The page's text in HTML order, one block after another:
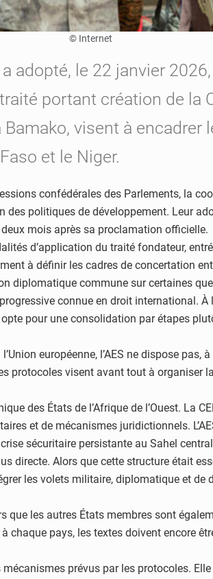
© Internet
adopté, le 22 janvier
portant création de la
visent à
et le Niger.
confédérales des Parlements, la
politiques de développement. Leur
mois après sa proclamation officielle.
d’application du traité fondateur,
à définir les cadres de concertation
diplomatique commune sur certaines
connue en droit international. À
pour une consolidation par étapes
européenne, l’AES ne dispose pas,
protocoles visent avant tout à
des États de l’Afrique de l’Ouest. La
et de mécanismes juridictionnels.
sécuritaire persistante au Sahel
directe. Alors que cette structure était
les volets militaire, diplomatique et
que les autres États membres sont
pays, les textes doivent encore
prévus par les protocoles.